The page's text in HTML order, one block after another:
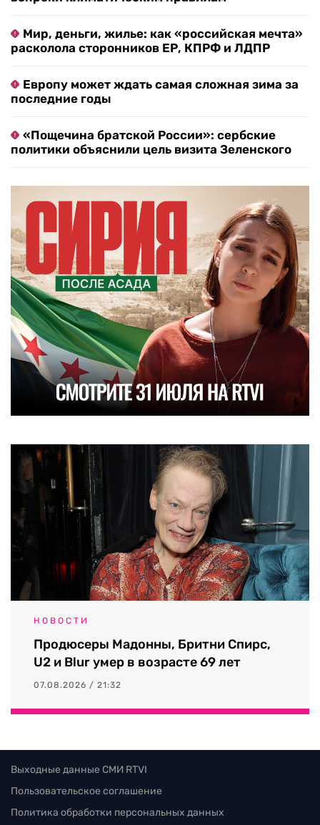
Мир, деньги, жилье: как «российская мечта»
расколола сторонников ЕР, КПРФ и ЛДПР
Европу может ждать самая сложная зима за
последние годы
«Пощечина братской России»: сербские
политики объяснили цель визита Зеленского
НОВОСТИ
Продюсеры Мадонны, Бритни Спирс,
U2 и Blur умер в возрасте 69 лет
07.08.2026 / 21:32
Выходные данные СМИ RTVI
Пользовательское соглашение
Политика обработки персональных данных